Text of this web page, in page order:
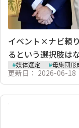
イベント×ナビ頼
るという選択肢はな
#媒体選定 #母集団形
更新日： 2026-06-18